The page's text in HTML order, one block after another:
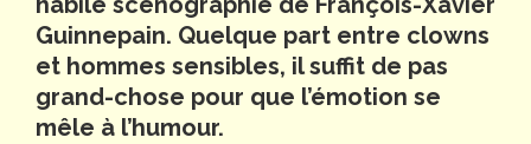
Guinnepain. Quelque part entre clowns
et hommes sensibles, il suffit de pas
grand-chose pour que l’émotion se
mêle à l’humour.